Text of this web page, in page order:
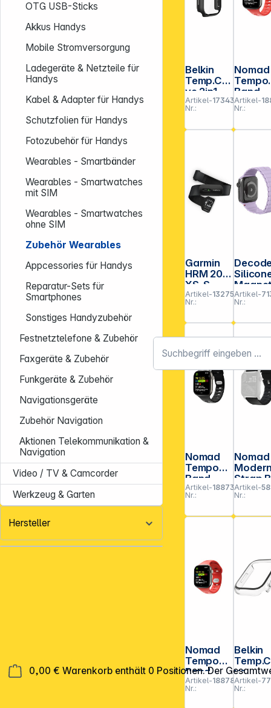
0,00 € Warenkorb enthält 0 Positionen. Der
OTG USB-Sticks
Akkus Handys
Mobile Stromversorgung
Ladegeräte & Netzteile für
Handys
Kabel & Adapter für Handys
Schutzfolien für Handys
Fotozubehör für Handys
Wearables - Smartbänder
Wearables - Smartwatches
mit SIM
Wearables - Smartwatches
ohne SIM
Zubehör Wearables
Appcessories für Handys
Reparatur-Sets für
Smartphones
Sonstiges Handyzubehör
Festnetztelefone & Zubehör
Faxgeräte & Zubehör
Funkgeräte & Zubehör
Navigationsgeräte
Zubehör Navigation
Aktionen Telekommunikation &
Navigation
Video / TV & Camcorder
Werkzeug & Garten
Hersteller
Belkin
Temp.Cur
ve 2in1
360 antib
Displ.App
le Watch
10, 42mm
Artikel-
Nr.:
173436
Nomad
Tempo
Band
46mm
Coral
Artikel-
Nr.:
Garmin
HRM 200
XS-S
Artikel-
Nr.:
132759
Magnet
Strap
38/40/
42mm
Lavendr
Artikel-
Nr.:
Nomad
Tempo
Band
46mm
Black
Artikel-
Nr.:
188731
Nomad
Modern
Strap
Actv
Connect
42/44/
Artikel-
Nr.:
Nomad
Tempo
Band
42mm
Coral
Artikel-
Nr.:
188780
Belkin
ve
ch.360
Artikel-
Nr.: